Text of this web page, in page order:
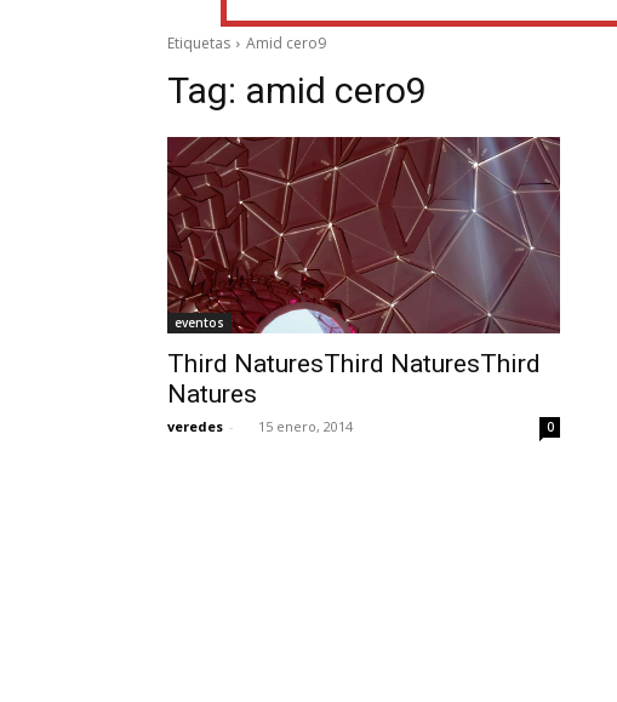
Etiquetas Amid cero9
Tag: amid cero9
eventos
Third NaturesThird NaturesThird
Natures
veredes - 15 enero, 2014 0